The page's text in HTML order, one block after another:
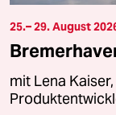
25.– 29. August
mit Lena